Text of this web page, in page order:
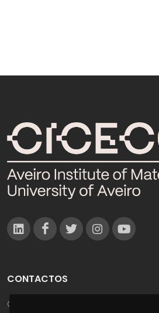
CONTACTOS
Campus Universitário de Santiago